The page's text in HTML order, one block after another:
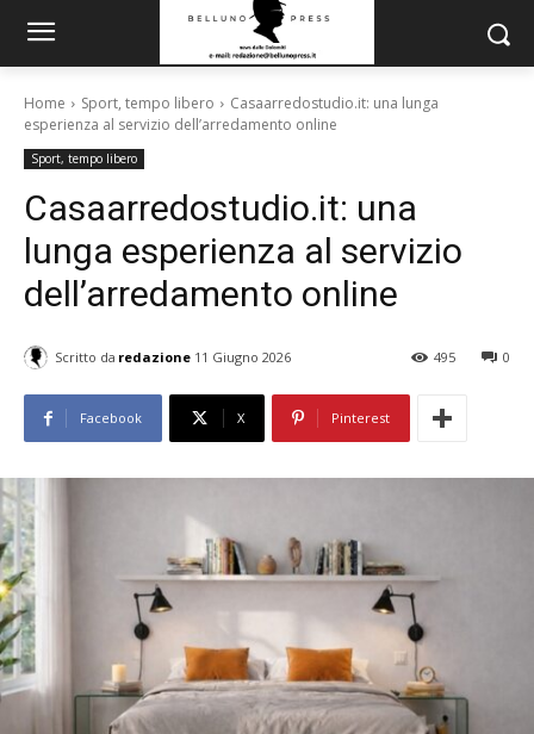
Home Sport, tempo libero
Casaarredostudio.it: una lunga
esperienza al servizio dell’arredamento online
Sport, tempo libero
Casaarredostudio.it: una
lunga esperienza al servizio
dell’arredamento online
Scritto da redazione 11 Giugno 2026 0
495
Facebook X Pinterest